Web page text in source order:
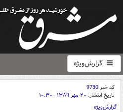
گزارش‌ویژه
کد خبر9730
تاریخ انتشار: ۲۰ مهر ۱۳۸۹ - ۱۰:۳۰
گزارش‌ویژه